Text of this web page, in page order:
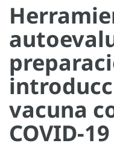
vacuna
COVID-